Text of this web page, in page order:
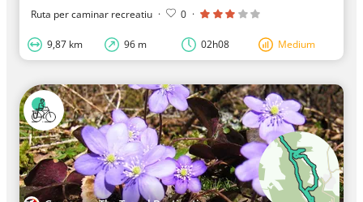
Ruta per caminar recreatiu · 0 ·
9,87 km 96 m 02h08 Medium